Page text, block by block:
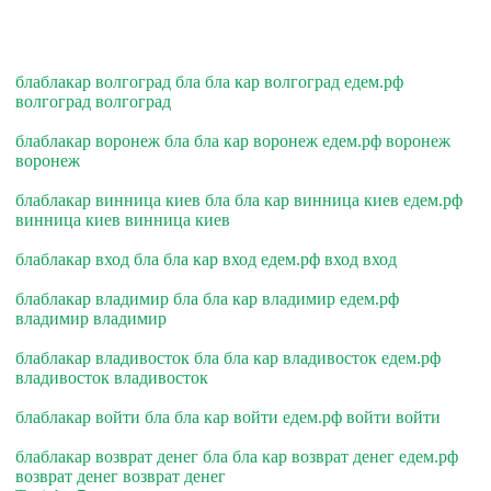
блаблакар волгоград бла бла кар волгоград едем.рф
волгоград волгоград
блаблакар воронеж бла бла кар воронеж едем.рф воронеж
воронеж
блаблакар винница киев бла бла кар винница киев едем.рф
винница киев винница киев
блаблакар вход бла бла кар вход едем.рф вход вход
блаблакар владимир бла бла кар владимир едем.рф
владимир владимир
блаблакар владивосток бла бла кар владивосток едем.рф
владивосток владивосток
блаблакар войти бла бла кар войти едем.рф войти войти
блаблакар возврат денег бла бла кар возврат денег едем.рф
возврат денег возврат денег